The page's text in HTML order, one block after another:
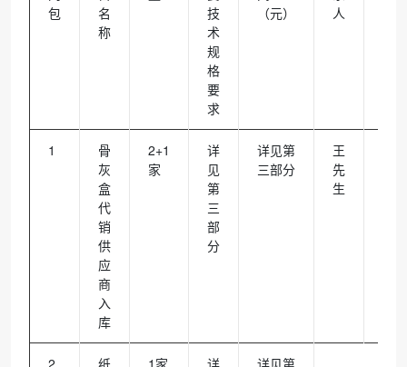
包
名
称
技
术
规
格
要
求
（元）
人
1
骨
灰
盒
代
销
供
应
商
入
库
2+1
家
详
见
第
三
部
分
详见第
三部分
王
先
生
2
纸
1家
详
详见第